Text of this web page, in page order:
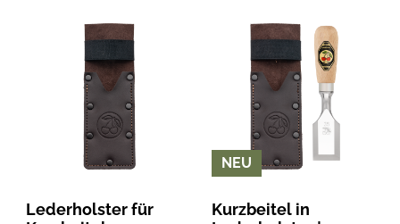
Lederholster für
NEU
Kurzbeitel in